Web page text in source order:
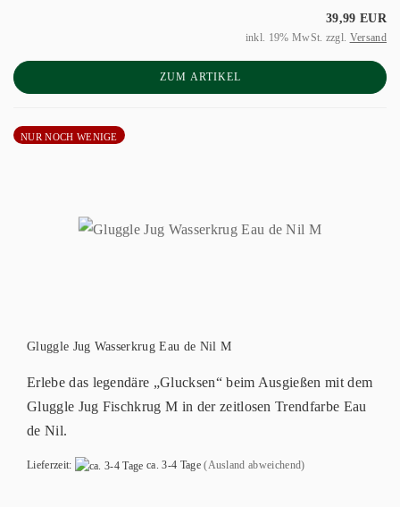
39,99 EUR
inkl. 19% MwSt. zzgl. Versand
ZUM ARTIKEL
NUR NOCH WENIGE
Gluggle Jug Wasserkrug Eau de Nil M
Erlebe das legendäre „Glucksen“ beim Ausgießen mit dem
Gluggle Jug Fischkrug M in der zeitlosen Trendfarbe Eau
de Nil.
Lieferzeit: ca. 3-4 Tage (Ausland abweichend)